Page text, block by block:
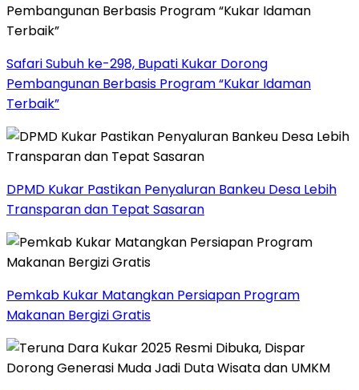
Safari Subuh ke-298, Bupati Kukar Dorong
Pembangunan Berbasis Program “Kukar Idaman
Terbaik”
DPMD Kukar Pastikan Penyaluran Bankeu Desa Lebih
Transparan dan Tepat Sasaran
Pemkab Kukar Matangkan Persiapan Program
Makanan Bergizi Gratis